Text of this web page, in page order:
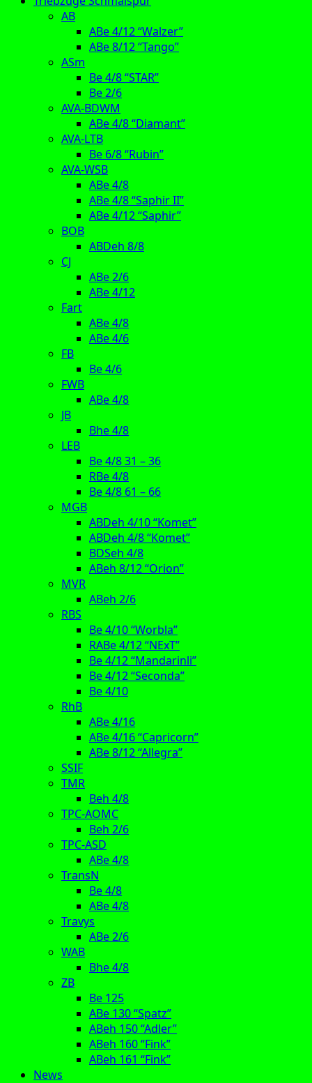
AB
ABe 4/12 “Walzer”
ABe 8/12 “Tango”
ASm
Be 4/8 “STAR”
Be 2/6
AVA-BDWM
ABe 4/8 “Diamant”
AVA-LTB
Be 6/8 “Rubin”
AVA-WSB
ABe 4/8
ABe 4/8 “Saphir II”
ABe 4/12 “Saphir”
BOB
ABDeh 8/8
CJ
ABe 2/6
ABe 4/12
Fart
ABe 4/8
ABe 4/6
FB
Be 4/6
FWB
ABe 4/8
JB
Bhe 4/8
LEB
Be 4/8 31 – 36
RBe 4/8
Be 4/8 61 – 66
MGB
ABDeh 4/10 “Komet”
ABDeh 4/8 “Komet”
BDSeh 4/8
ABeh 8/12 “Orion”
MVR
ABeh 2/6
RBS
Be 4/10 “Worbla”
RABe 4/12 “NExT”
Be 4/12 “Mandarinli”
Be 4/12 “Seconda”
Be 4/10
RhB
ABe 4/16
ABe 4/16 “Capricorn”
ABe 8/12 “Allegra”
SSIF
TMR
Beh 4/8
TPC-AOMC
Beh 2/6
TPC-ASD
ABe 4/8
TransN
Be 4/8
ABe 4/8
Travys
ABe 2/6
WAB
Bhe 4/8
ZB
Be 125
ABe 130 “Spatz”
ABeh 150 “Adler”
ABeh 160 “Fink”
ABeh 161 “Fink”
News